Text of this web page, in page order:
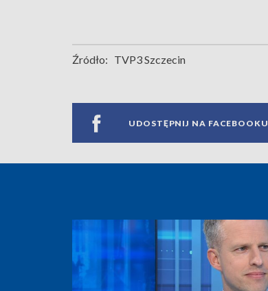
Źródło: TVP3 Szczecin
UDOSTĘPNIJ NA FACEBOOKU